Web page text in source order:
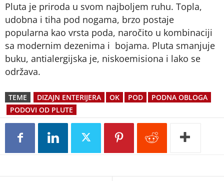
Pluta je priroda u svom najboljem ruhu. Topla,
udobna i tiha pod nogama, brzo postaje
popularna kao vrsta poda, naročito u kombinaciji
sa modernim dezenima i bojama. Pluta smanjuje
buku, antialergijska je, niskoemisiona i lako se
održava.
TEME DIZAJN ENTERIJERA OK POD
PODNA OBLOGA
PODOVI OD PLUTE